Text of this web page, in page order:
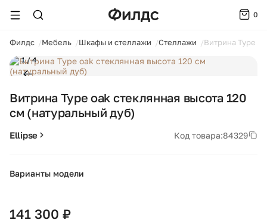
0
Филдс Мебель Шкафы и стеллажи Стеллажи Витрина Type
1 / 4
Витрина Type oak стеклянная высота 120
см (натуральный дуб)
Ellipse Код товара:84329
Варианты модели
141 300 ₽